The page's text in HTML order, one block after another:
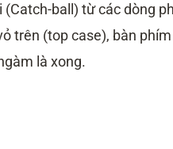
(Catch-ball) từ các dòng
trên (top case), bàn
là xong.